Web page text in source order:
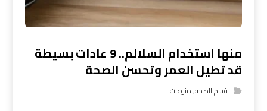
منها استخدام السلالم.. 9 عادات بسيطة
قد تطيل العمر وتحسن الصحة
قسم الصحه,منوعات